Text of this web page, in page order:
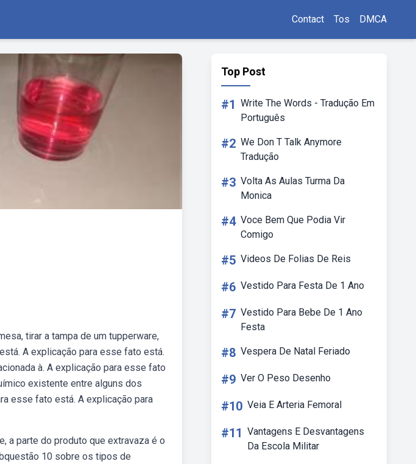
Contact Tos DMCA
tirar a tampa de um tupperware,
A explicação para esse fato está.
à. A explicação para esse fato
existente entre alguns dos
esse fato está. A explicação para
a parte do produto que extravaza é o
10 sobre os tipos de
Top Post
#1 Write The Words - Tradução Em
Português
#2 We Don T Talk Anymore
Tradução
#3 Volta As Aulas Turma Da
Monica
#4 Voce Bem Que Podia Vir
Comigo
#5 Videos De Folias De Reis
#6 Vestido Para Festa De 1 Ano
#7 Vestido Para Bebe De 1 Ano
Festa
#8 Vespera De Natal Feriado
#9 Ver O Peso Desenho
#10 Veia E Arteria Femoral
#11 Vantagens E Desvantagens
Da Escola Militar